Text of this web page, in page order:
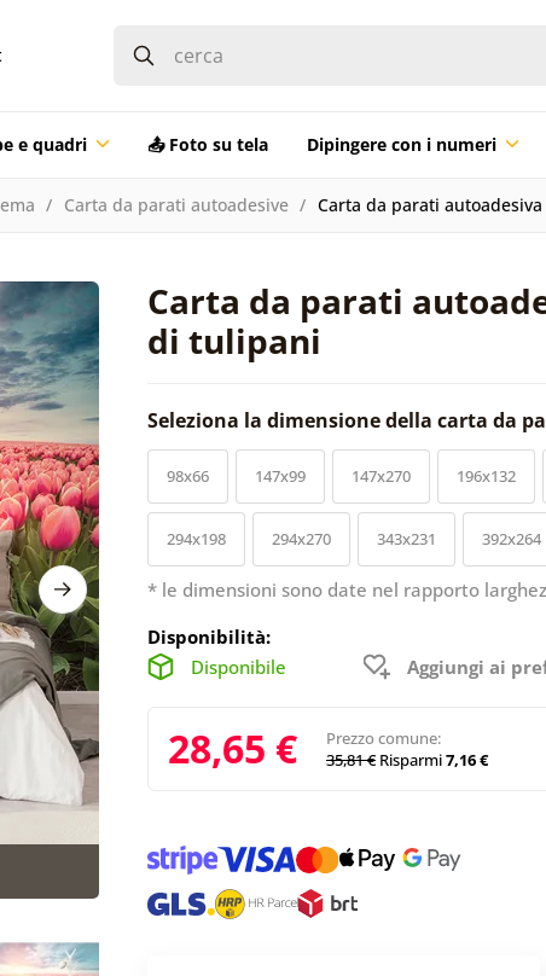
e quadri 📤 Foto su tela Dipingere con i numeri
Carta da parati autoadesive Carta da parati
Carta da parati
di tulipani
Seleziona la dimensione della carta da
98x66 147x99 147x270 196x132
294x198 294x270 343x231 392x264
* le dimensioni sono date nel rapporto
Disponibilità:
Disponibile
Aggiungi ai
28,65 €
Prezzo comune:
35,81 € Risparmi7,16 €